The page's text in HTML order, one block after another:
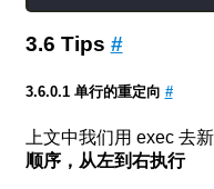
Tips #
单行的重定向 #
上文中我们用 exec 去
顺序，从左到右执行